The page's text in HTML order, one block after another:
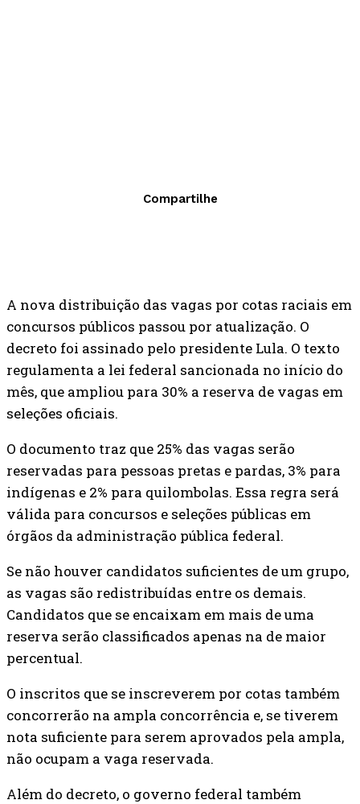
Compartilhe
A nova distribuição das vagas por cotas raciais em
concursos públicos passou por atualização. O
decreto foi assinado pelo presidente Lula. O texto
regulamenta a lei federal sancionada no início do
mês, que ampliou para 30% a reserva de vagas em
seleções oficiais.
O documento traz que 25% das vagas serão
reservadas para pessoas pretas e pardas, 3% para
indígenas e 2% para quilombolas. Essa regra será
válida para concursos e seleções públicas em
órgãos da administração pública federal.
Se não houver candidatos suficientes de um grupo,
as vagas são redistribuídas entre os demais.
Candidatos que se encaixam em mais de uma
reserva serão classificados apenas na de maior
percentual.
O inscritos que se inscreverem por cotas também
concorrerão na ampla concorrência e, se tiverem
nota suficiente para serem aprovados pela ampla,
não ocupam a vaga reservada.
Além do decreto, o governo federal também